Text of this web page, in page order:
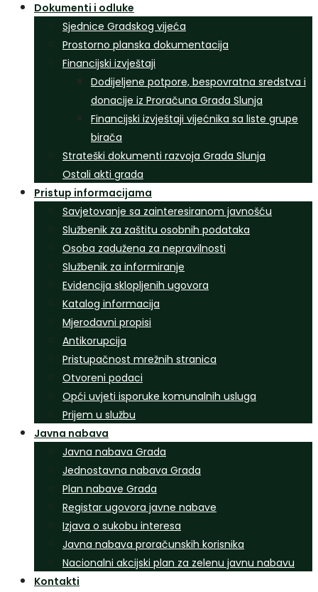
Dokumenti i odluke
Sjednice Gradskog vijeća
Prostorno planska dokumentacija
Financijski izvještaji
Dodijeljene potpore, bespovratna sredstva i
donacije iz Proračuna Grada Slunja
Financijski izvještaji vijećnika sa liste grupe
birača
Strateški dokumenti razvoja Grada Slunja
Ostali akti grada
Pristup informacijama
Savjetovanje sa zainteresiranom javnošću
Službenik za zaštitu osobnih podataka
Osoba zadužena za nepravilnosti
Službenik za informiranje
Evidencija sklopljenih ugovora
Katalog informacija
Mjerodavni propisi
Antikorupcija
Pristupačnost mrežnih stranica
Otvoreni podaci
Opći uvjeti isporuke komunalnih usluga
Prijem u službu
Javna nabava
Javna nabava Grada
Jednostavna nabava Grada
Plan nabave Grada
Registar ugovora javne nabave
Izjava o sukobu interesa
Javna nabava proračunskih korisnika
Nacionalni akcijski plan za zelenu javnu nabavu
Kontakti